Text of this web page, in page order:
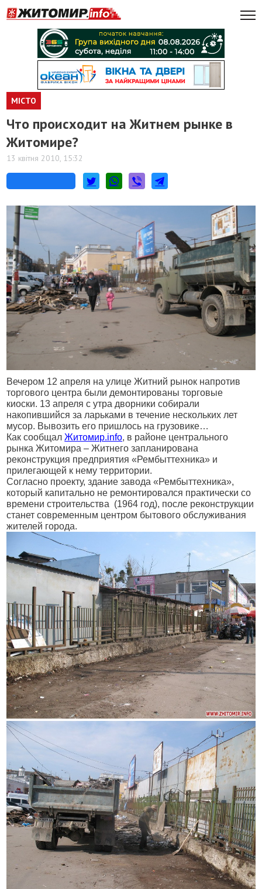
МІСТО
Что происходит на Житнем рынке в
Житомире?
13 квітня 2010, 15:32
Вечером 12 апреля на улице Житний рынок напротив
торгового центра были демонтированы торговые
киоски. 13 апреля с утра дворники собирали
накопившийся за ларьками в течение нескольких лет
мусор. Вывозить его пришлось на грузовике…
Как сообщалЖитомир.info, в районе центрального
рынка Житомира – Житнего запланирована
реконструкция предприятия «Рембыттехника» и
прилегающей к нему территории.
Согласно проекту, здание завода «Рембыттехника»,
который капитально не ремонтировался практически со
времени строительства (1964 год), после реконструкции
станет современным центром бытового обслуживания
жителей города.